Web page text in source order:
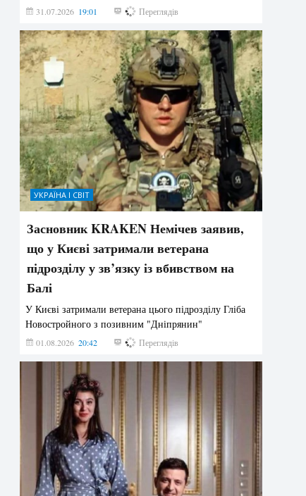
31.07.2026 19:01 175 Переглядів
УКРАЇНА І СВІТ
Засновник KRAKEN Немічев заявив,
що у Києві затримали ветерана
підрозділу у зв’язку із вбивством на
Балі
У Києві затримали ветерана цього підрозділу Гліба
Новостройного з позивним "Дніпрянин"
01.08.2026 20:42 166 Переглядів